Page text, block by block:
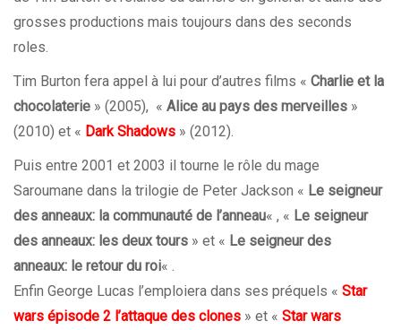
grosses productions mais toujours dans des seconds
roles.
Tim Burton fera appel à lui pour d’autres films « Charlie et la
chocolaterie » (2005), « Alice au pays des merveilles »
(2010) et « Dark Shadows » (2012).
Puis entre 2001 et 2003 il tourne le rôle du mage
Saroumane dans la trilogie de Peter Jackson « Le seigneur
des anneaux: la communauté de l’anneau« , « Le seigneur
des anneaux: les deux tours » et « Le seigneur des
anneaux: le retour du roi« .
Enfin George Lucas l’emploiera dans ses préquels « Star
wars épisode 2 l’attaque des clones » et « Star wars